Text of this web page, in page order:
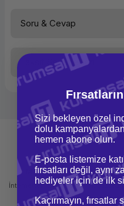
Soru & Cevap
Ürün hakkında
Taksit Seçenekleri
Mağazadan Teslimat
İnternetten sipariş et ve mağazadan
teslim al
Sizi bekleyen özel
dolu
hemen abone olun.
E-posta listemize
fırsatları değil, aynı
hediyeler için de ilk
Kaçırmayın, fırsatlar